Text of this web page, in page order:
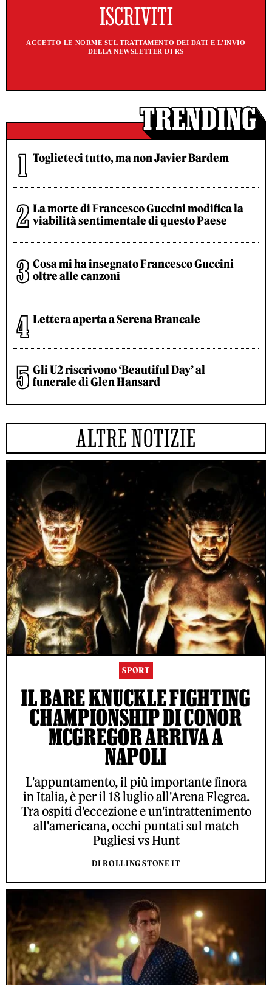
ACCETTO LE NORME SUL TRATTAMENTO DEI DATI E L'INVIO
DELLA NEWSLETTER DI RS
Toglieteci tutto, ma non Javier Bardem
La morte di Francesco Guccini modifica la
viabilità sentimentale di questo Paese
Cosa mi ha insegnato Francesco Guccini
oltre alle canzoni
Lettera aperta a Serena Brancale
Gli U2 riscrivono ‘Beautiful Day’ al
funerale di Glen Hansard
ALTRE NOTIZIE
SPORT
IL BARE KNUCKLE FIGHTING
CHAMPIONSHIP DI CONOR
MCGREGOR ARRIVA A
NAPOLI
L'appuntamento, il più importante finora
in Italia, è per il 18 luglio all'Arena Flegrea.
Tra ospiti d'eccezione e un'intrattenimento
all'americana, occhi puntati sul match
Pugliesi vs Hunt
DI ROLLING STONE IT